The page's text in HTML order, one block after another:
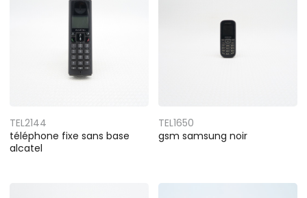
TEL2144
téléphone fixe sans base
alcatel
TEL1650
gsm samsung noir